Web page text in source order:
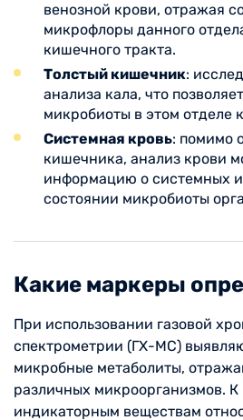
венозной крови, отражая
микрофлоры данного
кишечного тракта.
Толстый кишечник:
анализа кала, что
микробиоты в этом отделе
Системная кровь: помимо
кишечника, анализ крови
информацию о системных
состоянии микробиоты
Какие маркеры
При использовании газовой
спектрометрии (ГХ-МС)
микробные метаболиты,
различных микроорганизмов.
индикаторным веществам